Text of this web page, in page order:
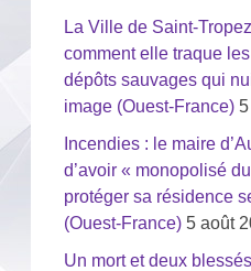
La Ville de Saint-
comment elle traque
dépôts sauvages qui
image (Ouest-France)
Incendies : le maire
d’avoir « monopolisé
protéger sa résidence
(Ouest-France) 5 août
Un mort et deux